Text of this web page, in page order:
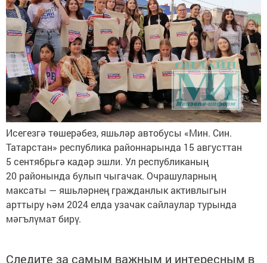
Исегезгә төшерәбез, яшьләр автобусы «Мин. Син.
Татарстан» республика районнарында 15 августтан
5 сентябрьгә кадәр эшли. Ул республиканың
20 районында булып чыгачак. Очрашуларның
максаты — яшьләрнең гражданлык активлыгын
арттыру һәм 2024 елда узачак сайлаулар турында
мәгълүмат бирү.
Следите за самым важным и интересным в